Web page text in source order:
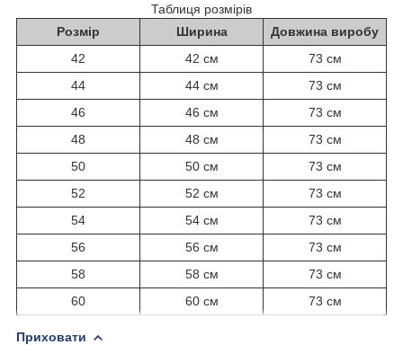
Таблиця розмірів
Розмір
Ширина
Довжина виробу
42
42 см
73 см
44
44 см
73 см
46
46 см
73 см
48
48 см
73 см
50
50 см
73 см
52
52 см
73 см
54
54 см
73 см
56
56 см
73 см
58
58 см
73 см
60
60 см 73 см
Приховати